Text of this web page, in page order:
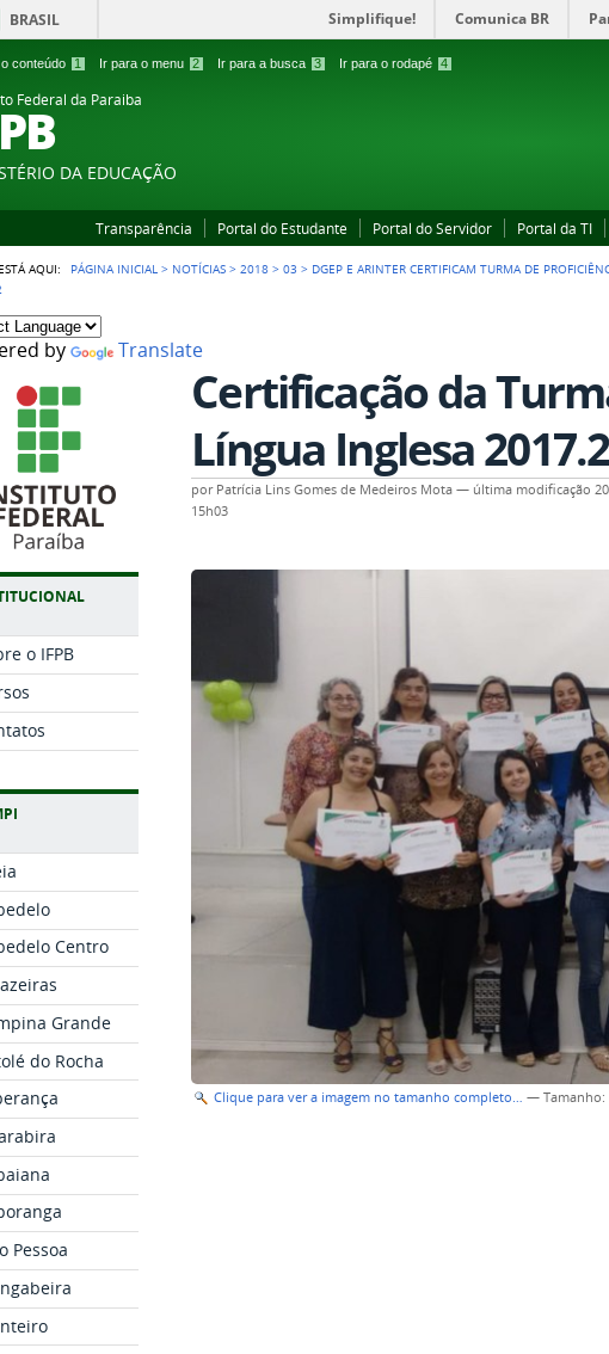
BRASIL Simplifique! Comunica BR
conteúdo 1 Ir para o menu 2 Ir para a busca 3 Ir para o rodapé 4
Federal da Paraiba
DA EDUCAÇÃO
Transparência Portal do Estudante Portal do Servidor Portal da TI
AQUI: PÁGINA INICIAL > NOTÍCIAS >2018 >03 > DGEP E ARINTER CERTIFICAM TURMA DE
by Translate
o IFPB
Centro
Grande
do Rocha
Pessoa
Certificação da
Língua Inglesa 2017.2
por Patrícia Lins Gomes de Medeiros Mota — última modificação
15h03
Clique para ver a imagem no tamanho completo… —Tamanho: